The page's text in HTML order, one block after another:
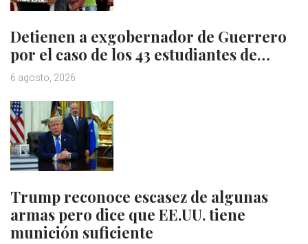
Detienen a exgobernador de Guerrero
por el caso de los 43 estudiantes de…
6 agosto, 2026
Trump reconoce escasez de algunas
armas pero dice que EE.UU. tiene
munición suficiente